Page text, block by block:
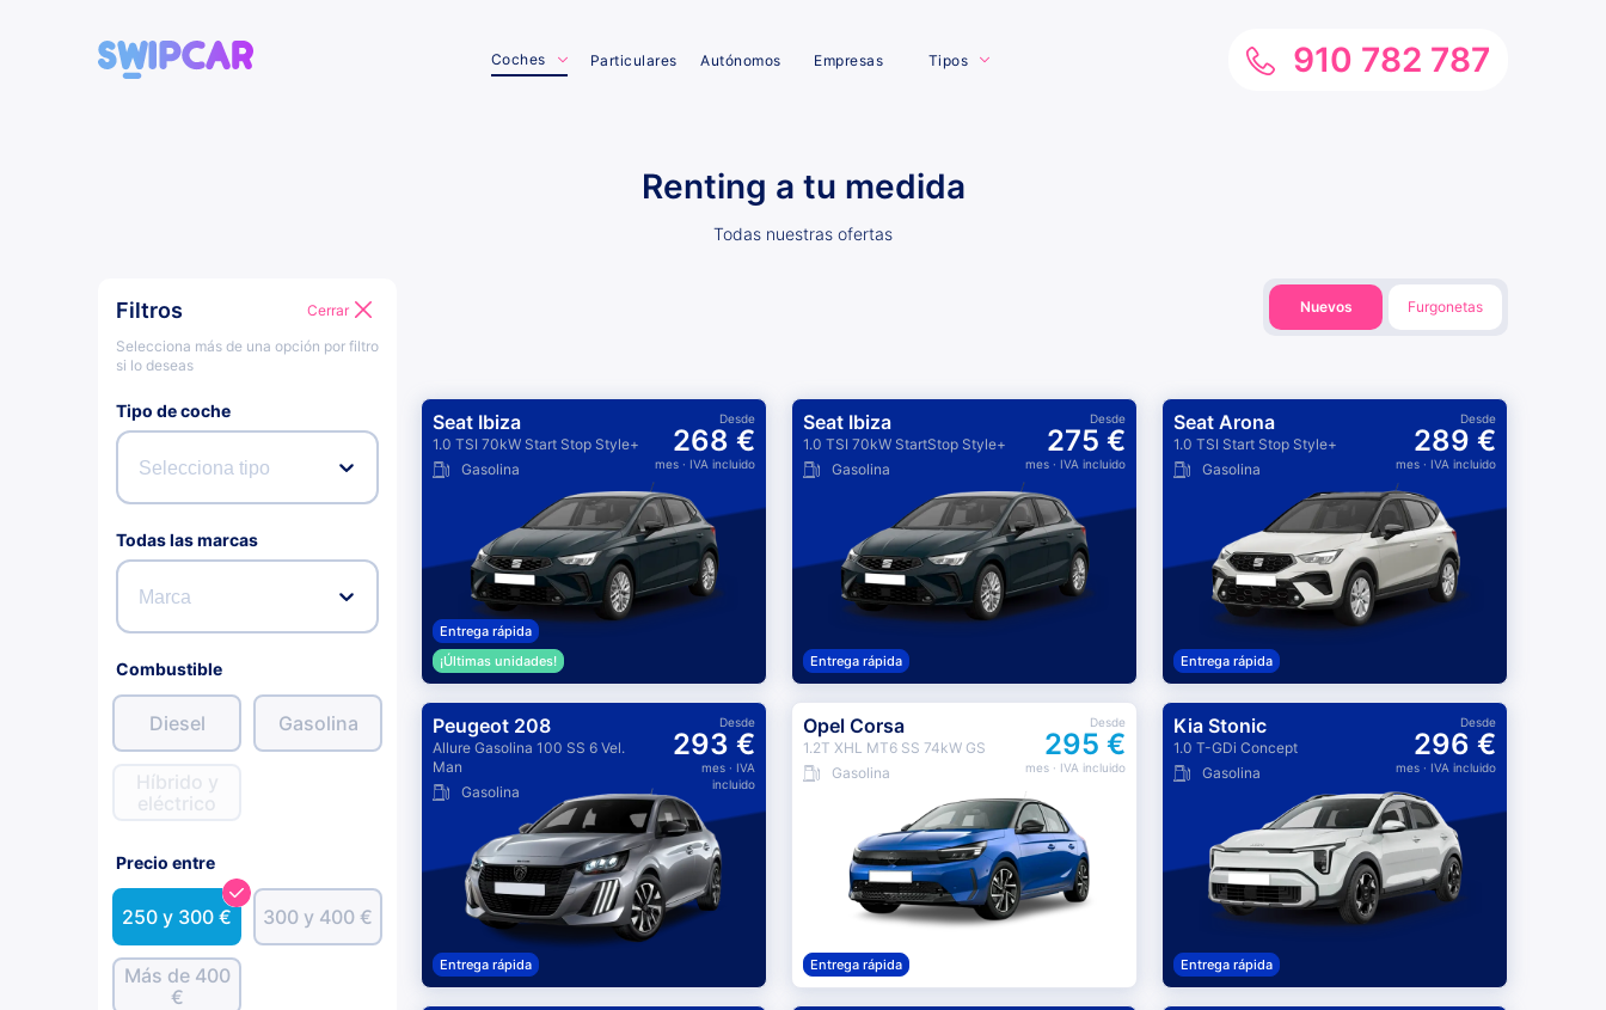
Coches Particulares Autónomos Empresas Tipos 910 782 787
Renting a tu medida
Todas nuestras ofertas
Filtros
Cerrar
Selecciona más de una opción por filtro
si lo deseas
Tipo de coche
Selecciona tipo
Todas las marcas
Marca
Combustible
Diesel Gasolina
Híbrido y
eléctrico
Precio entre
250 y 300 € 300 y 400 €
Más de 400
€
Nuevos Furgonetas
Seat Ibiza
1.0 TSI 70kW Start Stop Style+
Gasolina
Desde
268 €
mes · IVA incluido
Entrega rápida
¡Últimas unidades!
Seat Ibiza
1.0 TSI 70kW StartStop Style+
Gasolina
Desde
275 €
mes · IVA incluido
Entrega rápida
Seat Arona
1.0 TSI Start Stop Style+
Gasolina
Desde
289 €
mes · IVA incluido
Entrega rápida
Peugeot 208
Allure Gasolina 100 SS 6 Vel.
Man
Gasolina
Desde
293 €
mes · IVA
incluido
Entrega rápida
Opel Corsa
1.2T XHL MT6 SS 74kW GS
Gasolina
Desde
295 €
mes · IVA incluido
Entrega rápida
Kia Stonic
1.0 T-GDi Concept
Gasolina
Desde
296 €
mes · IVA incluido
Entrega rápida